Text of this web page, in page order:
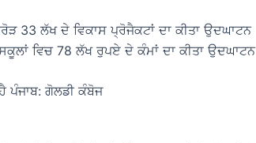
33 ਲੱਖ ਦੇ ਵਿਕਾਸ ਪ੍ਰੋਜੈਕਟਾਂ ਦਾ ਕੀਤਾ ਉਦਘਾਟਨ
ਵਿਚ 78 ਲੱਖ ਰੁਪਏ ਦੇ ਕੰਮਾਂ ਦਾ ਕੀਤਾ ਉਦਘਾਟਨ
ਪੰਜਾਬ: ਗੋਲਡੀ ਕੰਬੋਜ